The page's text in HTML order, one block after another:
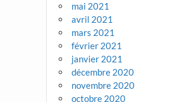
mai 2021
avril 2021
mars 2021
février 2021
janvier 2021
décembre 2020
novembre 2020
octobre 2020